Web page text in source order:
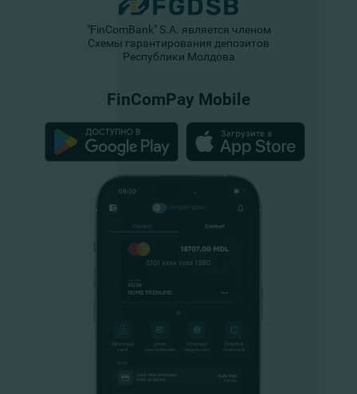
"FinComBank" S.A. является членом
Схемы гарантирования депозитов
Республики Молдова
FinComPay Mobile